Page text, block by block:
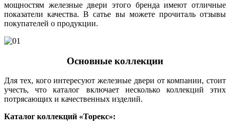
мощностям железные двери этого бренда имеют отличные
показатели качества. В сатье вы можете прочиталь отзывы
покупателей о продукции.
Основные коллекции
Для тех, кого интересуют железные двери от компании, стоит
учесть, что каталог включает несколько коллекций этих
потрясающих и качественных изделий.
Каталог коллекций «Торекс»: